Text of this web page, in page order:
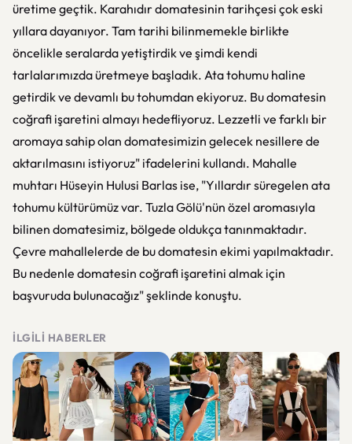
üretime geçtik. Karahıdır domatesinin tarihçesi çok eski
yıllara dayanıyor. Tam tarihi bilinmemekle birlikte
öncelikle seralarda yetiştirdik ve şimdi kendi
tarlalarımızda üretmeye başladık. Ata tohumu haline
getirdik ve devamlı bu tohumdan ekiyoruz. Bu domatesin
coğrafi işaretini almayı hedefliyoruz. Lezzetli ve farklı bir
aromaya sahip olan domatesimizin gelecek nesillere de
aktarılmasını istiyoruz" ifadelerini kullandı. Mahalle
muhtarı Hüseyin Hulusi Barlas ise, "Yıllardır süregelen ata
tohumu kültürümüz var. Tuzla Gölü'nün özel aromasıyla
bilinen domatesimiz, bölgede oldukça tanınmaktadır.
Çevre mahallelerde de bu domatesin ekimi yapılmaktadır.
Bu nedenle domatesin coğrafi işaretini almak için
başvuruda bulunacağız" şeklinde konuştu.
İLGILI HABERLER